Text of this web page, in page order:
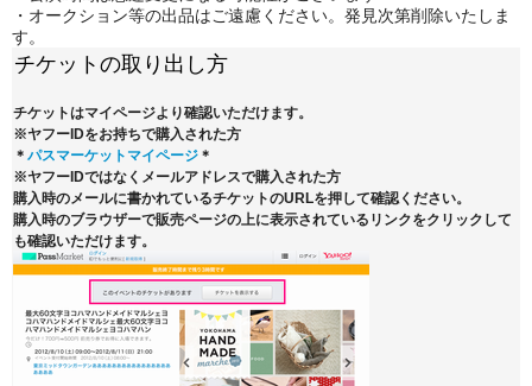
・オークション等の出品はご遠慮ください。発見次第削除いたしま
す。
チケットの取り出し方
チケットはマイページより確認いただけます。
※ヤフーIDをお持ちで購入された方
＊ パスマーケットマイページ ＊
※ヤフーIDではなくメールアドレスで購入された方
購入時のメールに書かれているチケットのURLを押して確認ください。
購入時のブラウザーで販売ページの上に表示されているリンクをクリックして
も確認いただけます。